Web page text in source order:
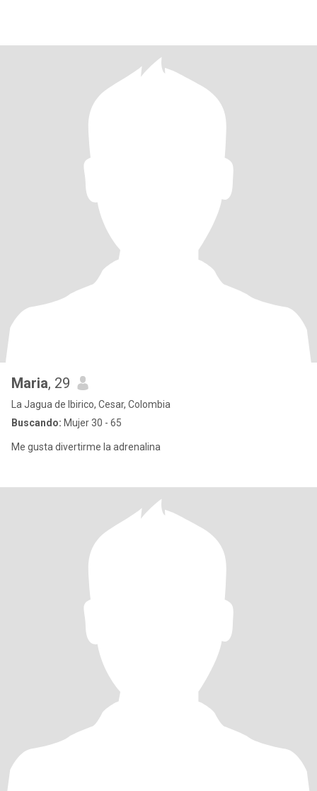
Maria, 29
La Jagua de Ibirico, Cesar, Colombia
Buscando: Mujer 30 - 65
Me gusta divertirme la adrenalina